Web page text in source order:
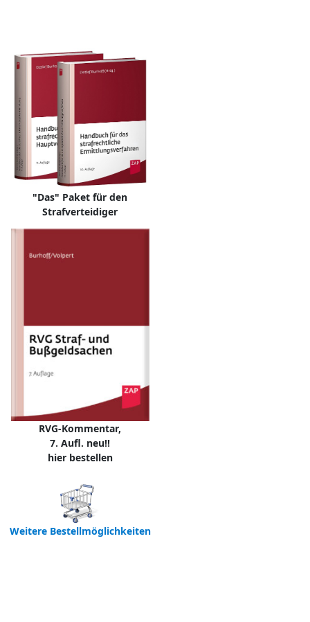
"Das" Paket für den
Strafverteidiger
RVG-Kommentar,
7. Aufl. neu!!
hier bestellen
Weitere Bestellmöglichkeiten